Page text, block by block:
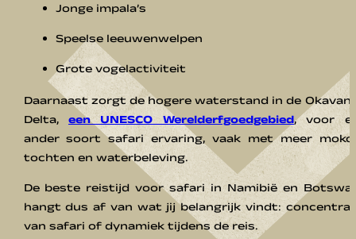
Jonge impala’s
Speelse leeuwenwelpen
Grote vogelactiviteit
Daarnaast zorgt de hogere waterstand in de
Delta, een UNESCO Werelderfgoedgebied, voor
ander soort safari ervaring, vaak met meer
tochten en waterbeleving.
De beste reistijd voor safari in Namibië en
hangt dus af van wat jij belangrijk vindt:
van safari of dynamiek tijdens de reis.